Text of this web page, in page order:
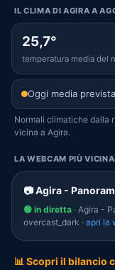
IL CLIMA DI AGIRA A
25,7°
temperatura media del
Oggi media
Normali climatiche dalla
vicina a Agira.
LA WEBCAM PIÙ VICINA
📷 Agira -
🟢 in diretta · Agira -
overcast_dark · apri la
📊 Scopri il bilancio